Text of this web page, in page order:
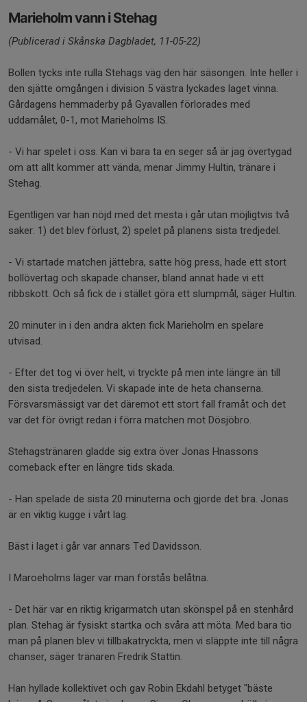
Marieholm vann i Stehag
(Publicerad i Skånska Dagbladet, 11-05-22)
Bollen tycks inte rulla Stehags väg den här säsongen. Inte heller i
den sjätte omgången i division 5 västra lyckades laget vinna.
Gårdagens hemmaderby på Gyavallen förlorades med
uddamålet, 0-1, mot Marieholms IS.
- Vi har spelet i oss. Kan vi bara ta en seger så är jag övertygad
om att allt kommer att vända, menar Jimmy Hultin, tränare i
Stehag.
Egentligen var han nöjd med det mesta i går utan möjligtvis två
saker: 1) det blev förlust, 2) spelet på planens sista tredjedel.
- Vi startade matchen jättebra, satte hög press, hade ett stort
bollövertag och skapade chanser, bland annat hade vi ett
ribbskott. Och så fick de i stället göra ett slumpmål, säger Hultin.
20 minuter in i den andra akten fick Marieholm en spelare
utvisad.
- Efter det tog vi över helt, vi tryckte på men inte längre än till
den sista tredjedelen. Vi skapade inte de heta chanserna.
Försvarsmässigt var det däremot ett stort fall framåt och det
var det för övrigt redan i förra matchen mot Dösjöbro.
Stehagstränaren gladde sig extra över Jonas Hnassons
comeback efter en längre tids skada.
- Han spelade de sista 20 minuterna och gjorde det bra. Jonas
är en viktig kugge i vårt lag.
Bäst i laget i går var annars Ted Davidsson.
I Maroeholms läger var man förstås belåtna.
- Det här var en riktig krigarmatch utan skönspel på en stenhård
plan. Stehag är fysiskt startka och svåra att möta. Med bara tio
man på planen blev vi tillbakatryckta, men vi släppte inte till några
chanser, säger tränaren Fredrik Stattin.
Han hyllade kollektivet och gav Robin Ekdahl betyget "bäste